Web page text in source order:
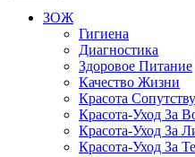
ЗОЖ
Гигиена
Диагностика
Здоровое Питание
Качество Жизни
Красота
Красота-Уход За
Красота-Уход За
Красота-Уход За